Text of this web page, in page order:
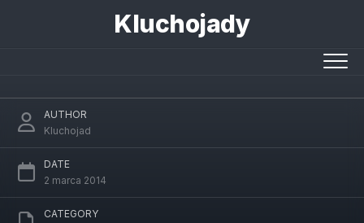
Kluchojady
AUTHOR
Kluchojad
DATE
2 marca 2014
CATEGORY